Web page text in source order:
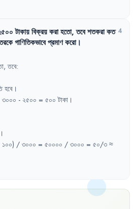
টাকায়বিক্রয়করাহতো, তবেশতকরাকত
গাণিতিকভাবেপ্রমাণকরো।
4
, তবে:
হবে ।
৩০০০ - ২৫০০ = ৫০০ টাকা ।
।
১০০) / ৩০০০ = ৫০০০০ / ৩০০০ = ৫০/৩ ≈